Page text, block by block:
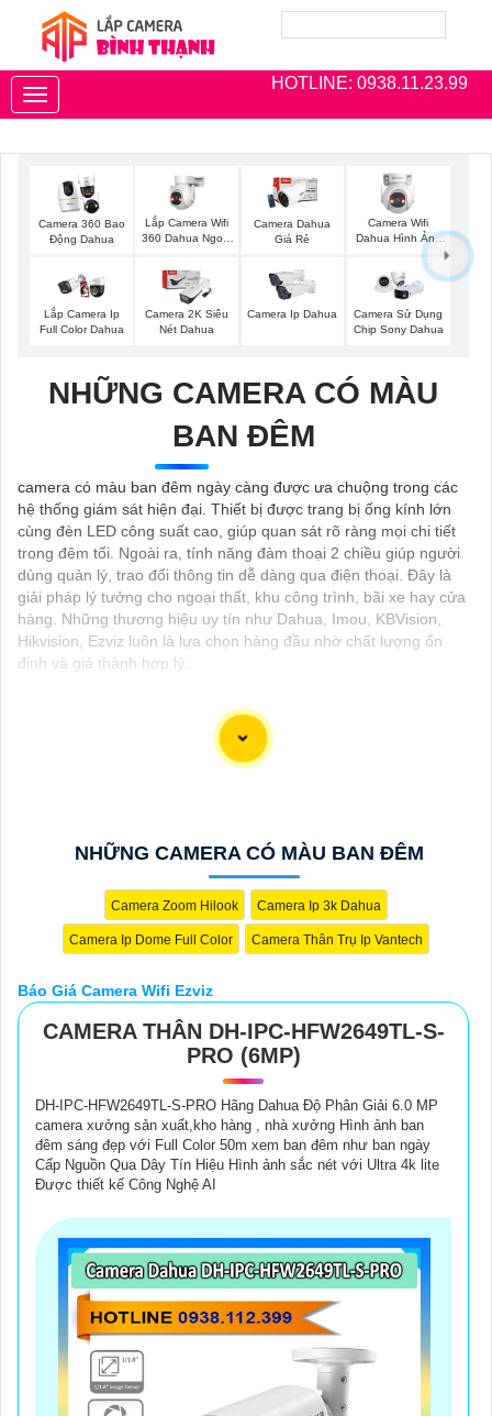
HOTLINE: 0938.11.23.99
Toggle
navigation
Camera 360 Bao
Động Dahua
Lắp Camera Wifi
360 Dahua Ngoài
Camera Dahua
Giá Rẻ
Camera Wifi
Dahua Hình Ảnh
Lắp Camera Ip
Full Color Dahua
Camera 2K Siêu
Nét Dahua
Camera Ip Dahua
Camera Sử Dụng
Chip Sony Dahua
NHỮNG CAMERA CÓ MÀU
BAN ĐÊM
camera có màu ban đêm ngày càng được ưa chuộng trong các
hệ thống giám sát hiện đại. Thiết bị được trang bị ống kính lớn
cùng đèn LED công suất cao, giúp quan sát rõ ràng mọi chi tiết
trong đêm tối. Ngoài ra, tính năng đàm thoại 2 chiều giúp người
dùng quản lý, trao đổi thông tin dễ dàng qua điện thoại. Đây là
giải pháp lý tưởng cho ngoại thất, khu công trình, bãi xe hay cửa
hàng. Những thương hiệu uy tín như Dahua, Imou, KBVision,
Hikvision, Ezviz luôn là lựa chọn hàng đầu nhờ chất lượng ổn
định và giá thành hợp lý.
Camera Có Màu Ban Đêm Siêu Nét:
Camera Dahua DH-IPC-HFW2649M-S-B-PRO (6MP)
5%-35% )
Camera Thân DH-IPC-HFW2249TL-S-PRO Ngoài
Trời( 5%-35% )
Tốt( 5%-35% )
Camera Dome Dahua DH-IPC-HDW2649T-S-
Những Camera Có Màu Ban Đêm
Camera Wifi Ezvizlà lựa chọn hàng đầu cho xu hướng an ninh
thông minh hiện nay tích hợp công nghệ AI,hình ảnh Full HD và
khả năng kết nối ổn định qua điện thoại.
Camera An Thành Phát chúng tôi cung cấp báo giá
Camera
Wifi Ezviz
cạnh tranh,phù hợp cho gia đình,văn phòng và cửa
NHỮNG CAMERA CÓ MÀU BAN ĐÊM
Camera Zoom Hilook Camera Ip 3k Dahua
Camera Ip Dome Full Color Camera Thân Trụ Ip Vantech
Báo Giá Camera Wifi Ezviz
CAMERA THÂN DH-IPC-HFW2649TL-S-
PRO (6MP)
DH-IPC-HFW2649TL-S-PRO Hãng Dahua Độ Phân Giải 6.0 MP
camera xưởng sản xuất,kho hàng , nhà xưởng Hình ảnh ban
đêm sáng đẹp với Full Color 50m xem ban đêm như ban ngày
Cấp Nguồn Qua Dây Tín Hiệu Hình ảnh sắc nét với Ultra 4k lite
Được thiết kế Công Nghệ AI